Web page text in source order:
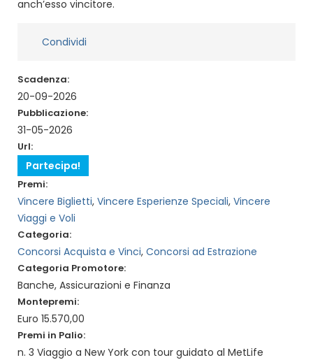
anch’esso vincitore.
Condividi
Scadenza:
20-09-2026
Pubblicazione:
31-05-2026
Url:
Partecipa!
Premi:
Vincere Biglietti, Vincere Esperienze Speciali, Vincere
Viaggi e Voli
Categoria:
Concorsi Acquista e Vinci, Concorsi ad Estrazione
Categoria Promotore:
Banche, Assicurazioni e Finanza
Montepremi:
Euro 15.570,00
Premi in Palio:
n. 3 Viaggio a New York con tour guidato al MetLife